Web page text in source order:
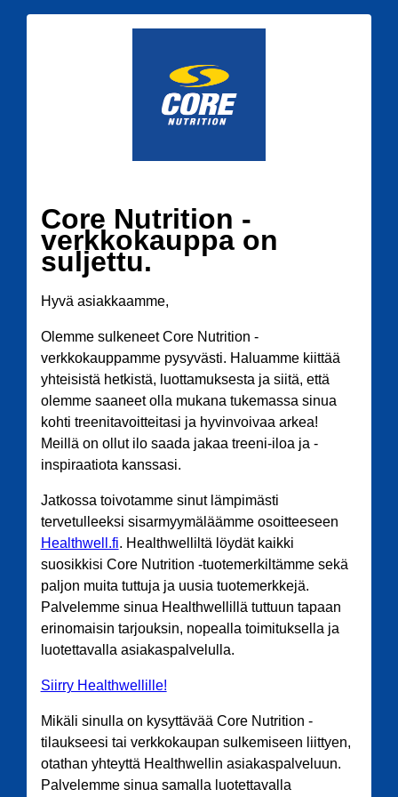
Core Nutrition -
verkkokauppa on
suljettu.
Hyvä asiakkaamme,
Olemme sulkeneet Core Nutrition -
verkkokauppamme pysyvästi. Haluamme kiittää
yhteisistä hetkistä, luottamuksesta ja siitä, että
olemme saaneet olla mukana tukemassa sinua
kohti treenitavoitteitasi ja hyvinvoivaa arkea!
Meillä on ollut ilo saada jakaa treeni-iloa ja -
inspiraatiota kanssasi.
Jatkossa toivotamme sinut lämpimästi
tervetulleeksi sisarmyymäläämme osoitteeseen
Healthwell.fi. Healthwelliltä löydät kaikki
suosikkisi Core Nutrition -tuotemerkiltämme sekä
paljon muita tuttuja ja uusia tuotemerkkejä.
Palvelemme sinua Healthwellillä tuttuun tapaan
erinomaisin tarjouksin, nopealla toimituksella ja
luotettavalla asiakaspalvelulla.
Siirry Healthwellille!
Mikäli sinulla on kysyttävää Core Nutrition -
tilaukseesi tai verkkokaupan sulkemiseen liittyen,
otathan yhteyttä Healthwellin asiakaspalveluun.
Palvelemme sinua samalla luotettavalla